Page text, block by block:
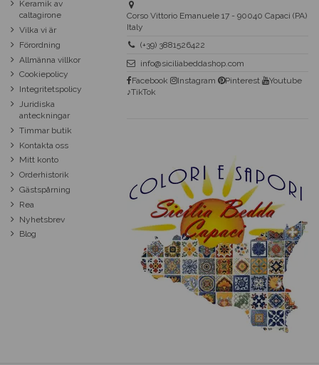
Keramik av
caltagirone
Vilka vi är
Förordning
Allmänna villkor
Cookiepolicy
Integritetspolicy
Juridiska
anteckningar
Timmar butik
Kontakta oss
Mitt konto
Orderhistorik
Gästspårning
Rea
Nyhetsbrev
Blog
Corso Vittorio Emanuele 17 - 90040 Capaci (PA)
Italy
(+39) 3881526422
info@siciliabeddashop.com
Facebook
Instagram Pinterest
Youtube
♪TikTok